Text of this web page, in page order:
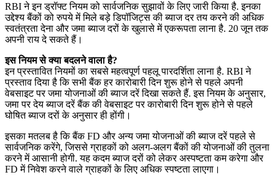
RBI ने इन ड्रॉफ्ट नियम को सार्वजनिक सुझावों के लिए जारी किया है. इनका
उद्देश्य बैंकों को रुपये में मिले बड़े डिपॉजिट्स की ब्याज दर तय करने की अधिक
स्वतंत्रता देना और जमा ब्याज दरों के खुलासे में एकरूपता लाना है. 20 जून तक
अपनी राय दे सकते हैं।
इस नियम से क्या बदलने वाला है?
इन प्रस्तावित नियमों का सबसे महत्वपूर्ण पहलू पारदर्शिता लाना है. RBI ने
प्रस्ताव दिया है कि सभी बैंक हर कारोबारी दिन शुरू होने से पहले अपनी
वेबसाइट पर जमा योजनाओं की ब्याज दरें दिखा सकते हैं. इस नियम के अनुसार,
जमा पर देय ब्याज दरें बैंक की वेबसाइट पर कारोबारी दिन शुरू होने से पहले
घोषित ब्याज दरों के अनुसार ही होंगी।
इसका मतलब है कि बैंक FD और अन्य जमा योजनाओं की ब्याज दरें पहले से
सार्वजनिक करेंगे, जिससे ग्राहकों को अलग-अलग बैंकों की योजनाओं की तुलना
करने में आसानी होगी. यह कदम ब्याज दरों को लेकर अस्पष्टता कम करेगा और
FD में निवेश करने वाले ग्राहकों के लिए अधिक स्पष्टता लाएगा।